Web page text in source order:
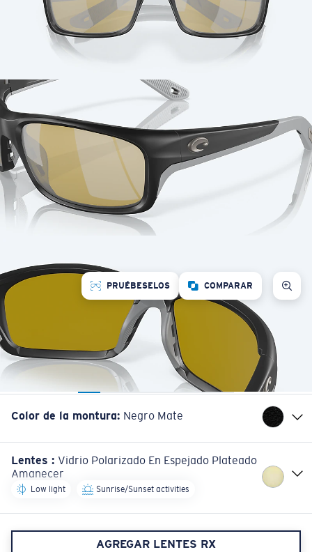
PRUÉBESELOS COMPARAR
Color de la montura: Negro Mate
Lentes : Vidrio Polarizado En Espejado Plateado
Amanecer
Low light Sunrise/Sunset activities
AGREGAR LENTES RX